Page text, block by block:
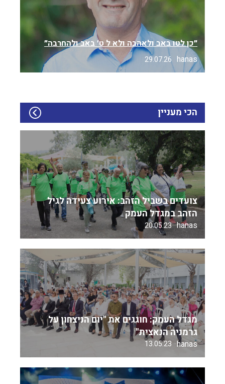
״כן לטו באב ולאהבה ולא ל ט׳ באב ולהחרבה״
hanas
29.07.26
הכי מעניין
צועדים בשביל הזהב: אירוע צעידה לגיל
הזהב במגדל העמק
hanas
20.05.23
מגדל העמק: חוגגים את "יום הניצחון על
גרמניה הנאצית"
hanas
13.05.23